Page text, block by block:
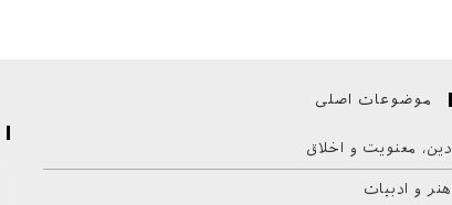
موضوعات اصلی
دین، معنویت و اخلاق
هنر و ادبیات